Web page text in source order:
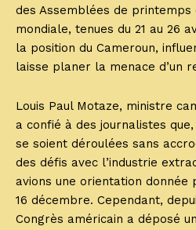
des Assemblées de printemps
mondiale, tenues du 21 au 26
la position du Cameroun,
laisse planer la menace d’un
Louis Paul Motaze, ministre
a confié à des journalistes
se soient déroulées sans
des défis avec l’industrie
avions une orientation donnée
16 décembre. Cependant,
Congrès américain a déposé